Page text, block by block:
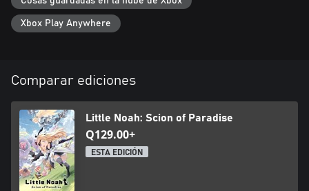
Xbox Play Anywhere
Comparar ediciones
Little Noah: Scion of Paradise
Q129.00+
ESTA EDICIÓN